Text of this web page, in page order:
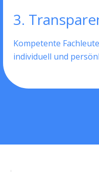
3.
Kompetente
individuell und